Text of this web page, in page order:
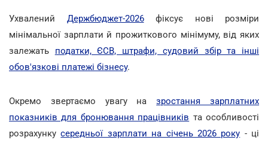
Ухвалений Держбюджет-2026фіксує нові розміри
мінімальної зарплати й прожиткового мінімуму, від яких
залежать податки, ЄСВ, штрафи, судовий збір та інші
обов'язкові платежі бізнесу.
Окремо звертаємо увагу назростання зарплатних
показників для бронювання працівників та особливості
розрахункусередньої зарплати на січень 2026 року - ці